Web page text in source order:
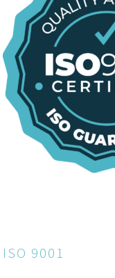
ISO 9001